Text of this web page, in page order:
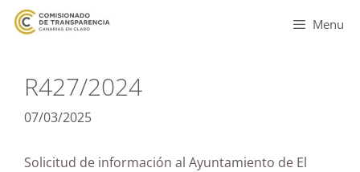
Menu
R427/2024
07/03/2025
Solicitud de información al Ayuntamiento de El